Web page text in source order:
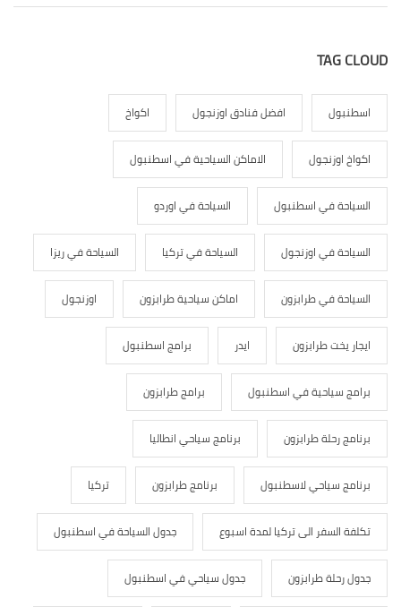
افضل فنادق اوزنجول اكواخ
الاماكن السياحية في اسطنبول
في اسطنبول السياحة في اوردو
في اوزنجول السياحة في تركيا السياحة في ريزا
في طرابزون اماكن سياحية طرابزون اوزنجول
طرابزون ايدر برامج اسطنبول
في اسطنبول برامج طرابزون
طرابزون برنامج سياحي انطاليا
سياحي لاسطنبول برنامج طرابزون تركيا
الى تركيا لمدة اسبوع جدول السياحة في اسطنبول
طرابزون جدول سياحي في اسطنبول